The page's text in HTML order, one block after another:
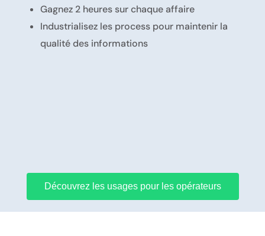
Gagnez 2 heures sur chaque affaire
Industrialisez les process pour maintenir la
qualité des informations
Découvrez les usages pour les opérateurs